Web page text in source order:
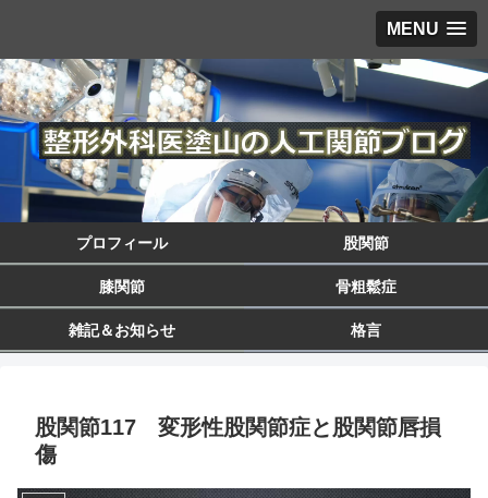
MENU
プロフィール 股関節
膝関節 骨粗鬆症
雑記＆お知らせ 格言
股関節117 変形性股関節症と股関節唇損
傷